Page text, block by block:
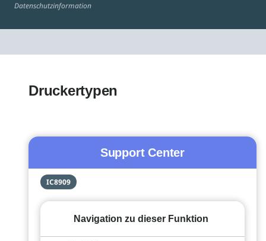
Datenschutzinformation
Druckertypen
Support Center
IC8909
Navigation zu dieser Funktion